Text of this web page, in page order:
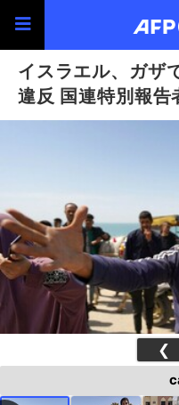
イスラエル、ガザ
違反 国連特別報告
❮